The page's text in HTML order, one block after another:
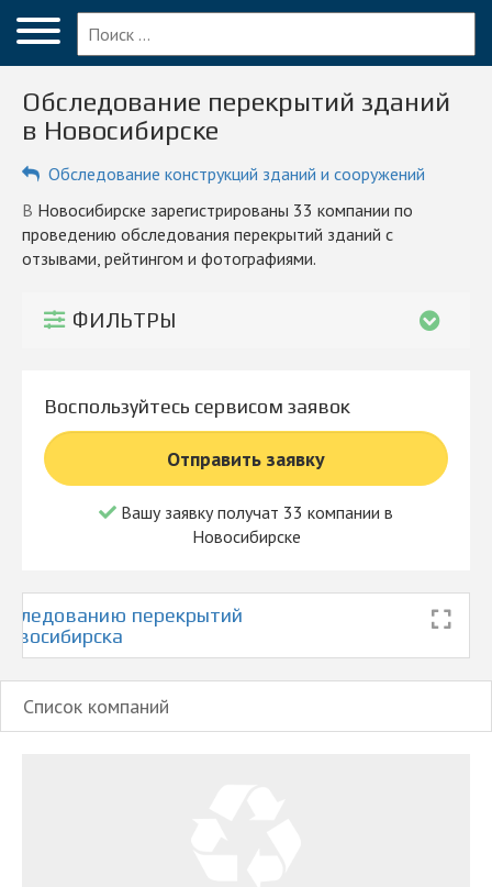
Меню
Главная
Вопрос эксперту
Компании
КОМПАНИЯМ
© 2026 Все права защищены
Обследование перекрытий зданий
в Новосибирске
Обследование конструкций зданий и сооружений
в Новосибирске зарегистрированы 33 компании по
проведению обследования перекрытий зданий с
отзывами, рейтингом и фотографиями.
ФИЛЬТРЫ
Воспользуйтесь сервисом заявок
Отправить заявку
Вашу заявку получат 33 компании в
Новосибирске
перекрытий
Список компаний